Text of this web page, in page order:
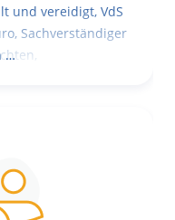
und vereidigt, VdS
Sachverständiger
…